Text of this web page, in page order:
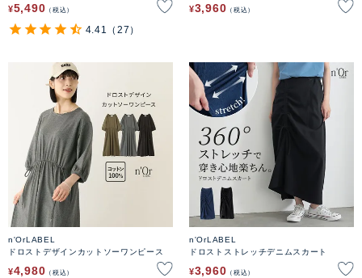
¥5,490 税込
4.41 （27）
¥3,960 税込
n'OrLABEL
ドロストデザインカットソーワンピース
¥4,980 税込
n'OrLABEL
ドロストストレッチデニムスカート
¥3,960 税込